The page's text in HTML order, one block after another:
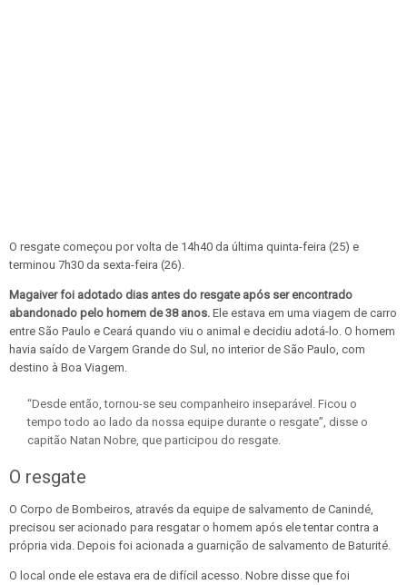
O resgate começou por volta de 14h40 da última quinta-feira (25) e
terminou 7h30 da sexta-feira (26).
Magaiver foi adotado dias antes do resgate após ser encontrado
abandonado pelo homem de 38 anos. Ele estava em uma viagem de carro
entre São Paulo e Ceará quando viu o animal e decidiu adotá-lo. O homem
havia saído de Vargem Grande do Sul, no interior de São Paulo, com
destino à Boa Viagem.
“Desde então, tornou-se seu companheiro inseparável. Ficou o
tempo todo ao lado da nossa equipe durante o resgate”, disse o
capitão Natan Nobre, que participou do resgate.
O resgate
O Corpo de Bombeiros, através da equipe de salvamento de Canindé,
precisou ser acionado para resgatar o homem após ele tentar contra a
própria vida. Depois foi acionada a guarnição de salvamento de Baturité.
O local onde ele estava era de difícil acesso. Nobre disse que foi